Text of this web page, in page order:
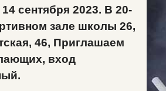
14 сентября 2023. В 20-
зале школы 26,
46, Приглашаем
вход